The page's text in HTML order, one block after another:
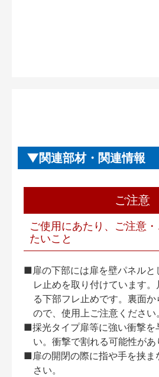
関連部材・関連情報
ご注意
ご使用にあたり、ご注意
たいこと
■扉の下部には扉を壁パネルと
レ止めを取り付けています
る下部フレ止めです。裏面
ので、使用上ご注意ください。
■採光タイプ扉等に強い衝撃を
い。衝撃で割れる可能性があ
■扉の開閉の際に指や手を挟ま
さい。